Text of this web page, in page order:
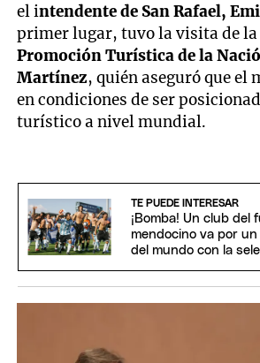
el intendente de San Rafael,
primer lugar, tuvo la visita de
Promoción Turística de la
Martínez, quién aseguró que el
en condiciones de ser
turístico a nivel mundial.
TE PUEDE INTERESAR
¡Bomba! Un club del
mendocino va por un
del mundo con la